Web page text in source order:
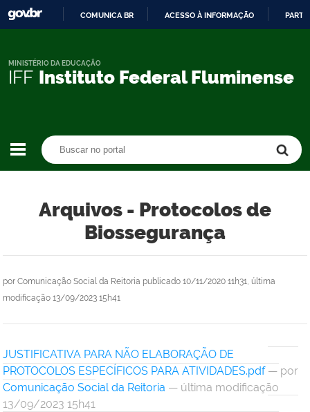
CONTEÚDO
COMUNICA BR ACESSO À INFORMAÇÃO
IFF Instituto Federal Fluminense
MINISTÉRIO DA EDUCAÇÃO
Arquivos - Protocolos de
Biossegurança
por Comunicação Social da Reitoria publicado 10/11/2020 11h31, última
modificação 13/09/2023 15h41
JUSTIFICATIVA PARA NÃO ELABORAÇÃO DE
PROTOCOLOS ESPECÍFICOS PARA ATIVIDADES.pdf — por
Comunicação Social da Reitoria — última modificação
13/09/2023 15h41